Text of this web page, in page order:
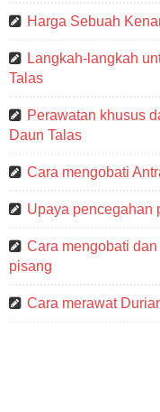
Harga Sebuah
Langkah-langkah
Talas
Perawatan khusus
Daun Talas
Cara mengobati
Upaya pencegahan
Cara mengobati
pisang
Cara merawat